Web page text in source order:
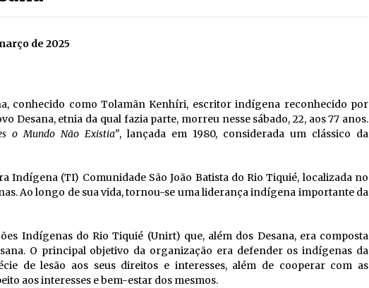
de 2025
conhecido como Tolamãn Kenhíri, escritor indígena reconhecido por
Desana, etnia da qual fazia parte, morreu nesse sábado, 22, aos 77 anos.
o Mundo Não Existia”, lançada em 1980, considerada um clássico da
Indígena (TI) Comunidade São João Batista do Rio Tiquié, localizada no
Ao longo de sua vida, tornou-se uma liderança indígena importante da
Indígenas do Rio Tiquié (Unirt) que, além dos Desana, era composta
O principal objetivo da organização era defender os indígenas da
de lesão aos seus direitos e interesses, além de cooperar com as
aos interesses e bem-estar dos mesmos.